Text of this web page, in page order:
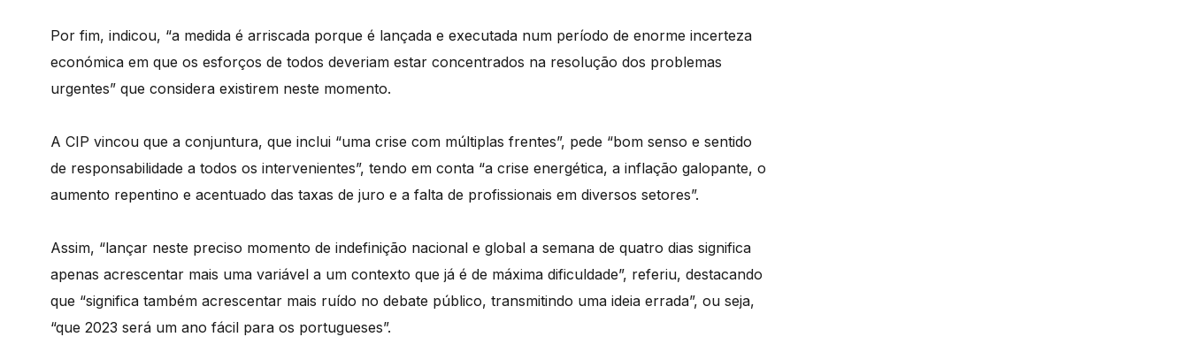
Por fim, indicou, “a medida é arriscada porque é lançada e executada num período de enorme incerteza
económica em que os esforços de todos deveriam estar concentrados na resolução dos problemas
urgentes” que considera existirem neste momento.
A CIP vincou que a conjuntura, que inclui “uma crise com múltiplas frentes”, pede “bom senso e sentido
de responsabilidade a todos os intervenientes”, tendo em conta “a crise energética, a inflação galopante, o
aumento repentino e acentuado das taxas de juro e a falta de profissionais em diversos setores”.
Assim, “lançar neste preciso momento de indefinição nacional e global a semana de quatro dias significa
apenas acrescentar mais uma variável a um contexto que já é de máxima dificuldade”, referiu, destacando
que “significa também acrescentar mais ruído no debate público, transmitindo uma ideia errada”, ou seja,
“que 2023 será um ano fácil para os portugueses”.